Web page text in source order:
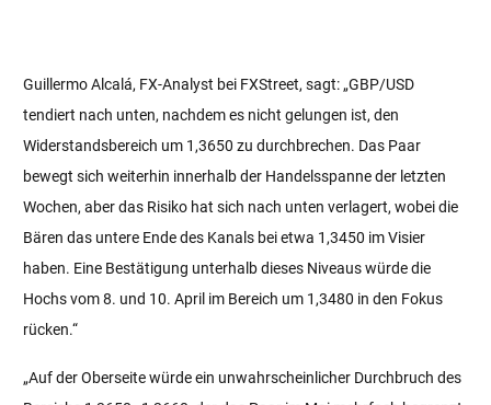
Guillermo Alcalá, FX-Analyst bei FXStreet, sagt: „GBP/USD
tendiert nach unten, nachdem es nicht gelungen ist, den
Widerstandsbereich um 1,3650 zu durchbrechen. Das Paar
bewegt sich weiterhin innerhalb der Handelsspanne der letzten
Wochen, aber das Risiko hat sich nach unten verlagert, wobei die
Bären das untere Ende des Kanals bei etwa 1,3450 im Visier
haben. Eine Bestätigung unterhalb dieses Niveaus würde die
Hochs vom 8. und 10. April im Bereich um 1,3480 in den Fokus
rücken.“
„Auf der Oberseite würde ein unwahrscheinlicher Durchbruch des